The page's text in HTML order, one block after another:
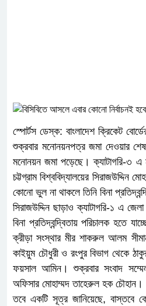
স্পোর্টস ডেস্ক: বাংলাদেশ ক্রিকেট
শুক্রবার মনোনয়নপত্র জমা দেওয়ার শেষ
মনোনয়ন জমা পড়েছে। ক্যাটাগরি-৩ এ
চট্টগ্রাম বিশ্ববিদ্যালয়ের
কোনো ভুল না থাকলে তিনি বিনা
সিরাজউদ্দিন ছাড়াও ক্যাটাগরি-১ এ
বিনা প্রতিদ্বন্দ্বিতায় পরিচালক হতে
ক্রীড়া সংস্থার মীর শাকরুল আলম
কাইয়ুম চৌধুরী ও রংপুর বিভাগ থেকে
ফয়সাল আমিন। শুক্রবার সংবাদ
অফিসার মোহাম্মদ তাহেরুল হক চৌহান।
তবে একটি সূত্র জানিয়েছে, বাস্তবে